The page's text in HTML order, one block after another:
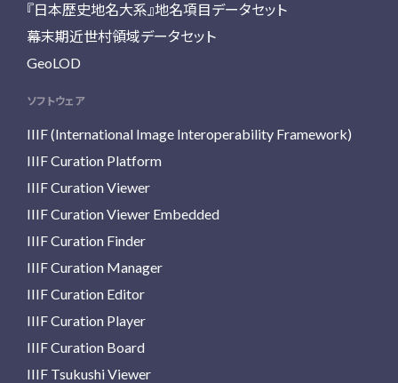
『日本歴史地名大系』地名項目データセット
幕末期近世村領域データセット
GeoLOD
ソフトウェア
IIIF (International Image Interoperability Framework)
IIIF Curation Platform
IIIF Curation Viewer
IIIF Curation Viewer Embedded
IIIF Curation Finder
IIIF Curation Manager
IIIF Curation Editor
IIIF Curation Player
IIIF Curation Board
IIIF Tsukushi Viewer